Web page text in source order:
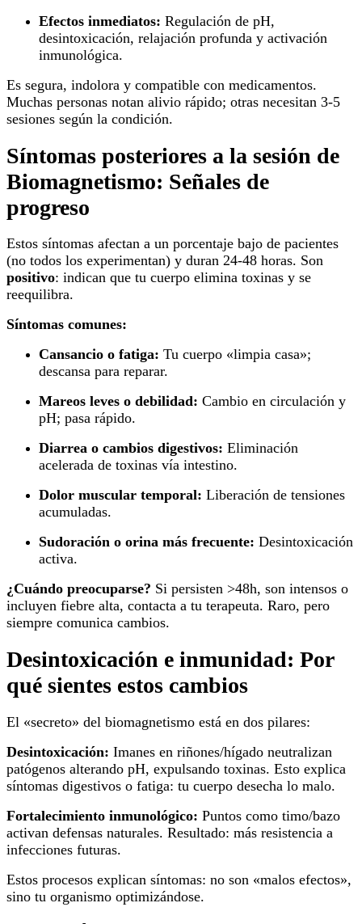
Efectos inmediatos: Regulación de pH,
desintoxicación, relajación profunda y activación
inmunológica.
Es segura, indolora y compatible con medicamentos.
Muchas personas notan alivio rápido; otras necesitan 3-5
sesiones según la condición.
Síntomas posteriores a la sesión de
Biomagnetismo: Señales de
progreso
Estos síntomas afectan a un porcentaje bajo de pacientes
(no todos los experimentan) y duran 24-48 horas. Son
positivo: indican que tu cuerpo elimina toxinas y se
reequilibra.
Síntomas comunes:
Cansancio o fatiga: Tu cuerpo «limpia casa»;
descansa para reparar.
Mareos leves o debilidad: Cambio en circulación y
pH; pasa rápido.
Diarrea o cambios digestivos: Eliminación
acelerada de toxinas vía intestino.
Dolor muscular temporal: Liberación de tensiones
acumuladas.
Sudoración o orina más frecuente: Desintoxicación
activa.
¿Cuándo preocuparse? Si persisten >48h, son intensos o
incluyen fiebre alta, contacta a tu terapeuta. Raro, pero
siempre comunica cambios.
Desintoxicación e inmunidad: Por
qué sientes estos cambios
El «secreto» del biomagnetismo está en dos pilares:
Desintoxicación: Imanes en riñones/hígado neutralizan
patógenos alterando pH, expulsando toxinas. Esto explica
síntomas digestivos o fatiga: tu cuerpo desecha lo malo.
Fortalecimiento inmunológico: Puntos como timo/bazo
activan defensas naturales. Resultado: más resistencia a
infecciones futuras.
Estos procesos explican síntomas: no son «malos efectos»,
sino tu organismo optimizándose.